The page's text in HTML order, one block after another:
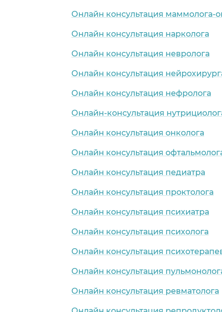
Онлайн консультация маммолога-
Онлайн консультация нарколога
Онлайн консультация невролога
Онлайн консультация
Онлайн консультация нефролога
Онлайн-консультация
Онлайн консультация онколога
Онлайн консультация
Онлайн консультация педиатра
Онлайн консультация проктолога
Онлайн консультация психиатра
Онлайн консультация психолога
Онлайн консультация
Онлайн консультация
Онлайн консультация ревматолога